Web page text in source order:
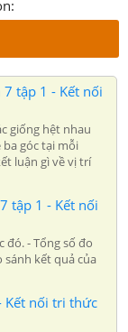
7 tập 1 - Kết nối
giống hệt nhau
góc tại mỗi
luận gì về vị trí
tập 1 - Kết nối
đó. - Tổng số đo
sánh kết quả của
Kết nối tri thức